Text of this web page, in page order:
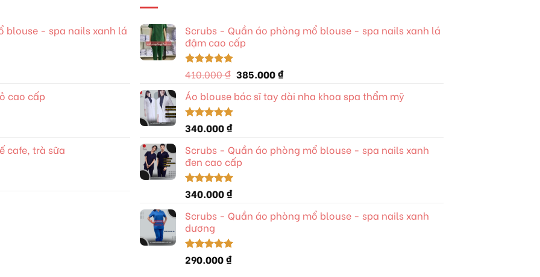
blouse - spa nails xanh lá
cao cấp
cafe, trà sữa
Scrubs - Quần áo phòng mổ blouse - spa nails xanh lá
đậm cao cấp
Được xếp
hạng5.00
5 sao
410.000₫ Giá
là:
385.000₫Giá
tại
Áo blouse bác sĩ tay dài nha khoa spa thẩm mỹ
Được xếp
hạng5.00
5 sao
340.000₫
Scrubs - Quần áo phòng mổ blouse - spa nails xanh
đen cao cấp
Được xếp
hạng5.00
5 sao
340.000₫
Scrubs - Quần áo phòng mổ blouse - spa nails xanh
dương
Được xếp
hạng5.00
290.000₫